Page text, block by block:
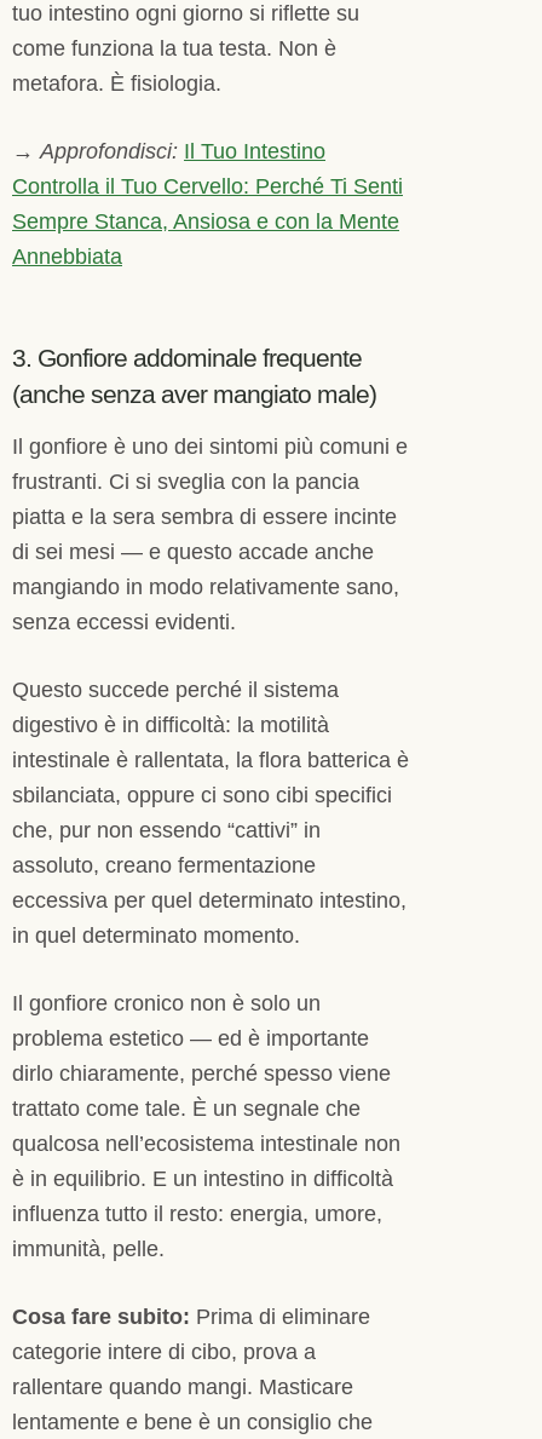
tuo intestino ogni giorno si riflette su
come funziona la tua testa. Non è
metafora. È fisiologia.
→Approfondisci: Il Tuo Intestino
Controlla il Tuo Cervello: Perché Ti Senti
Sempre Stanca, Ansiosa e con la Mente
Annebbiata
3. Gonfiore addominale frequente
(anche senza aver mangiato male)
Il gonfiore è uno dei sintomi più comuni e
frustranti. Ci si sveglia con la pancia
piatta e la sera sembra di essere incinte
di sei mesi — e questo accade anche
mangiando in modo relativamente sano,
senza eccessi evidenti.
Questo succede perché il sistema
digestivo è in difficoltà: la motilità
intestinale è rallentata, la flora batterica è
sbilanciata, oppure ci sono cibi specifici
che, pur non essendo “cattivi” in
assoluto, creano fermentazione
eccessiva per quel determinato intestino,
in quel determinato momento.
Il gonfiore cronico non è solo un
problema estetico — ed è importante
dirlo chiaramente, perché spesso viene
trattato come tale. È un segnale che
qualcosa nell’ecosistema intestinale non
è in equilibrio. E un intestino in difficoltà
influenza tutto il resto: energia, umore,
immunità, pelle.
Cosa fare subito: Prima di eliminare
categorie intere di cibo, prova a
rallentare quando mangi. Masticare
lentamente e bene è un consiglio che